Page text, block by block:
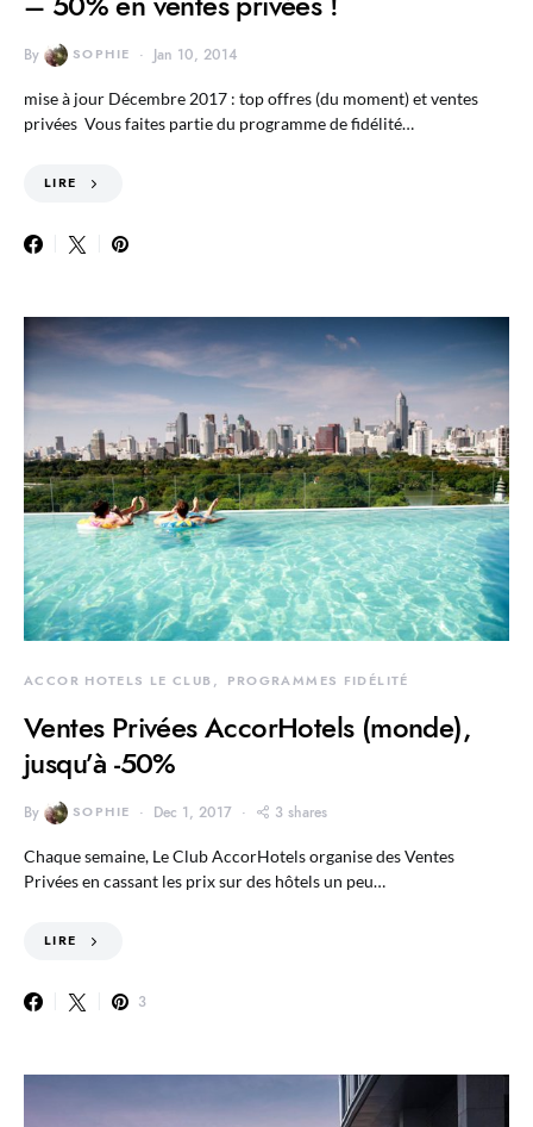
By SOPHIE Jan 10, 2014
mise à jour Décembre 2017 : top offres (du moment) et ventes
privées Vous faites partie du programme de fidélité…
LIRE
ACCOR HOTELS LE CLUB PROGRAMMES FIDÉLITÉ
Ventes Privées AccorHotels (monde),
jusqu’à -50%
By SOPHIE Dec 1, 2017 3 shares
Chaque semaine, Le Club AccorHotels organise des Ventes
Privées en cassant les prix sur des hôtels un peu…
LIRE
3